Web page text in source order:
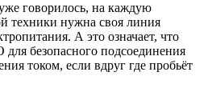
говорилось, на каждую
техники нужна своя линия
А это означает, что
для безопасного подсоединения
током, если вдруг где пробьёт